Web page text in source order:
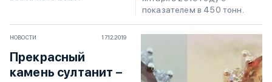
показателем в 450 тонн.
НОВОСТИ 17.12.2019
Прекрасный
камень султанит –